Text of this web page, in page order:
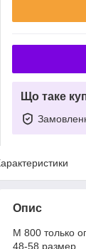
Що таке
Опис
M 800 только
48-58 размер